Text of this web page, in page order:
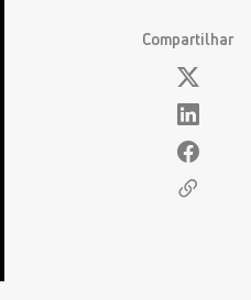
Compartilhar